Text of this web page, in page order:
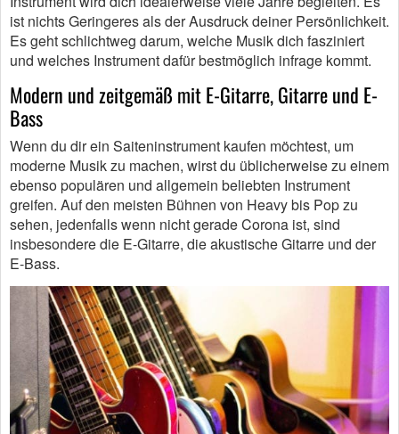
ist nichts Geringeres als der Ausdruck deiner Persönlichkeit.
Es geht schlichtweg darum, welche Musik dich fasziniert
und welches Instrument dafür bestmöglich infrage kommt.
Modern und zeitgemäß mit E-Gitarre, Gitarre und E-
Bass
Wenn du dir ein Saiteninstrument kaufen möchtest, um
moderne Musik zu machen, wirst du üblicherweise zu einem
ebenso populären und allgemein beliebten Instrument
greifen. Auf den meisten Bühnen von Heavy bis Pop zu
sehen, jedenfalls wenn nicht gerade Corona ist, sind
insbesondere die E-Gitarre, die akustische Gitarre und der
E-Bass.